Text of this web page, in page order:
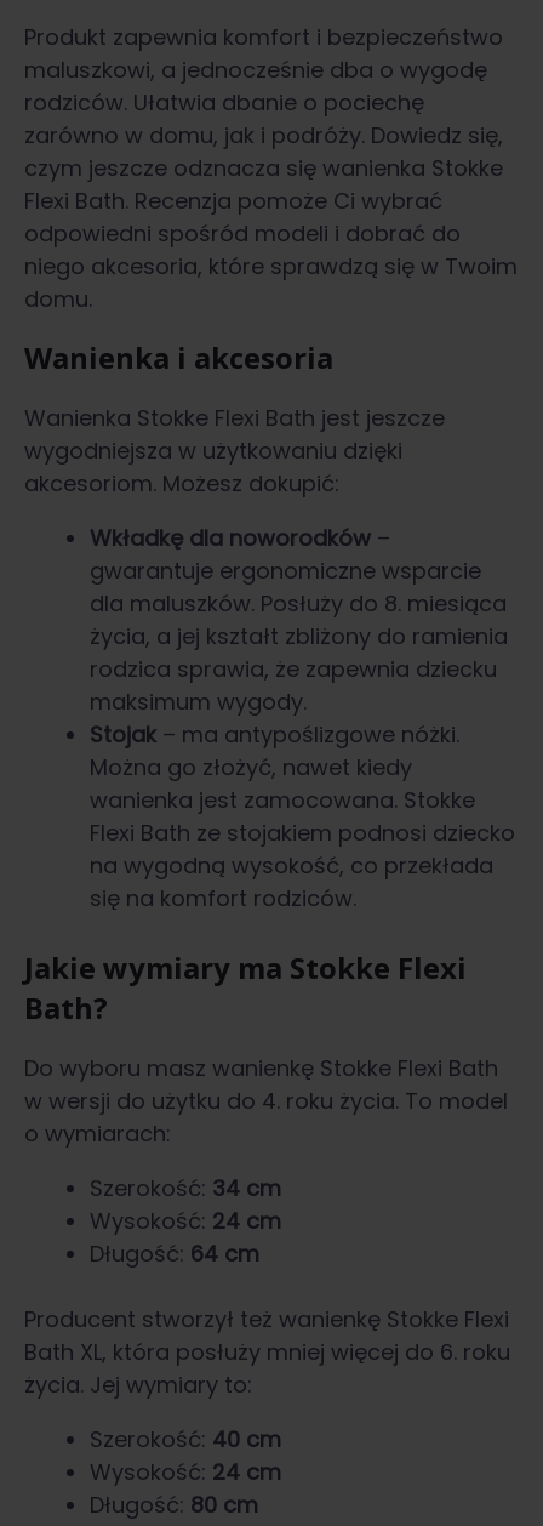
Produkt zapewnia komfort i bezpieczeństwo
maluszkowi, a jednocześnie dba o wygodę
rodziców. Ułatwia dbanie o pociechę
zarówno w domu, jak i podróży. Dowiedz się,
czym jeszcze odznacza się wanienka Stokke
Flexi Bath. Recenzja pomoże Ci wybrać
odpowiedni spośród modeli i dobrać do
niego akcesoria, które sprawdzą się w Twoim
domu.
Wanienka i akcesoria
Wanienka Stokke Flexi Bath jest jeszcze
wygodniejsza w użytkowaniu dzięki
akcesoriom. Możesz dokupić:
Wkładkę dla noworodków –
gwarantuje ergonomiczne wsparcie
dla maluszków. Posłuży do 8. miesiąca
życia, a jej kształt zbliżony do ramienia
rodzica sprawia, że zapewnia dziecku
maksimum wygody.
Stojak – ma antypoślizgowe nóżki.
Można go złożyć, nawet kiedy
wanienka jest zamocowana. Stokke
Flexi Bath ze stojakiem podnosi dziecko
na wygodną wysokość, co przekłada
się na komfort rodziców.
Jakie wymiary ma Stokke Flexi
Bath?
Do wyboru masz wanienkę Stokke Flexi Bath
w wersji do użytku do 4. roku życia. To model
o wymiarach:
Szerokość: 34 cm
Wysokość: 24 cm
Długość: 64 cm
Producent stworzył też wanienkę Stokke Flexi
Bath XL, która posłuży mniej więcej do 6. roku
życia. Jej wymiary to:
Szerokość: 40 cm
Wysokość: 24 cm
Długość: 80 cm